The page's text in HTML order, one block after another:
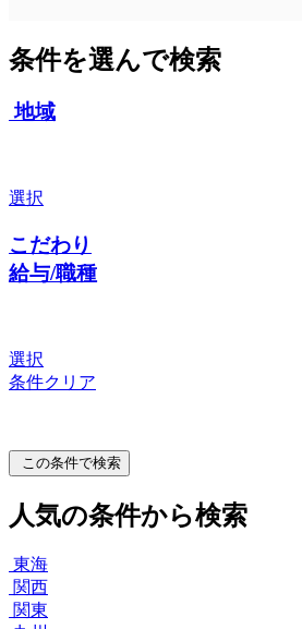
条件を選んで検索
地域
選択
こだわり
給与/職種
選択
条件クリア
この条件で検索
人気の条件から検索
東海
関西
関東